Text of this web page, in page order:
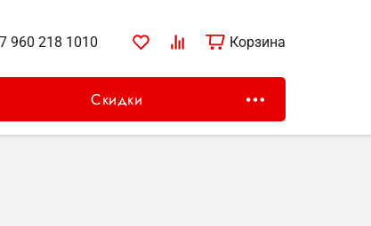
960 218 1010 Корзина
Скидки
Найти Корзина